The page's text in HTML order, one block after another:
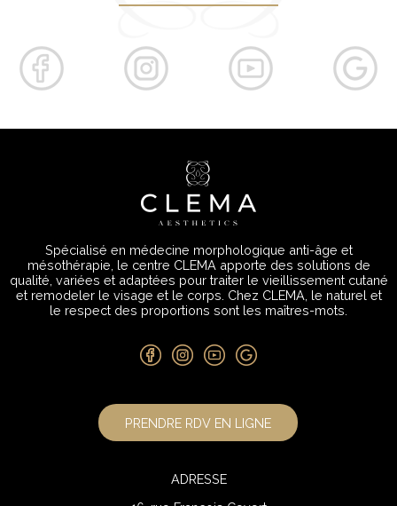
Spécialisé en médecine morphologique anti-âge et
mésothérapie, le centre CLEMA apporte des solutions de
qualité, variées et adaptées pour traiter le vieillissement cutané
et remodeler le visage et le corps. Chez CLEMA, le naturel et
le respect des proportions sont les maîtres-mots.
PRENDRE RDV EN LIGNE
ADRESSE